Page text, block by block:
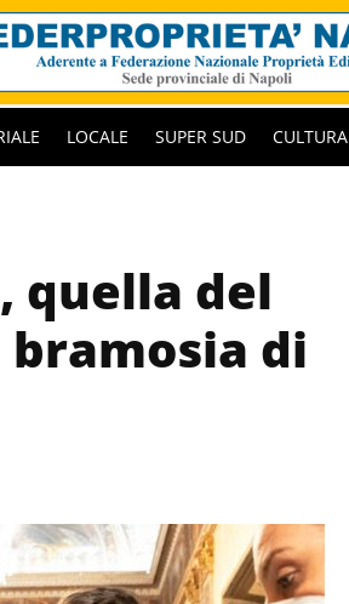
LOCALE SUPER SUD CULTURA
quella del
bramosia di